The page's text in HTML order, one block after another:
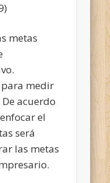
metas
medir
acuerdo
el
será
las metas